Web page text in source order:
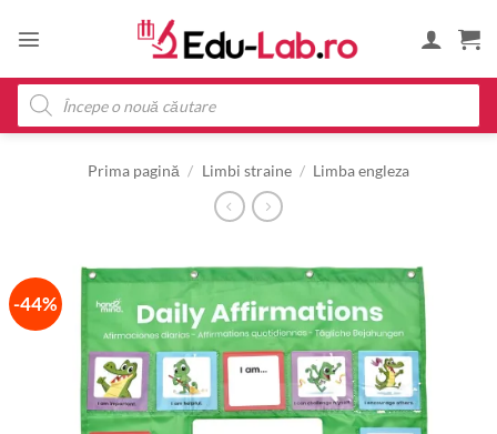
Products
search
Prima pagină / Limbi straine / Limba engleza
-44%